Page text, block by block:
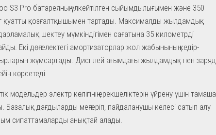
S3 Pro батареяның үлкейтілген сыйымдылығымен және 350
қуатты қозғалтқышымен тартады. Максималды жылдамдық
шектеу мүмкіндігімен сағатына 35 километрді
Екі дөңгелектегі амортизаторлар жол жабынының кедір-
жұмсартады. Дисплей ағымдағы жылдамдық пен заряд
көрсетеді.
модельдер электр көлігінің ерекшеліктерін үйрену үшін тамаша
Базалық дағдыларды меңгеріп, пайдаланушы келесі сатып алу
сипаттамаларды анықтай алады.